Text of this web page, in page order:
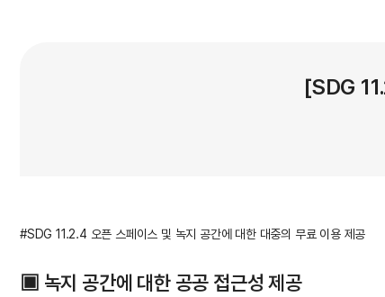
[SDG
#SDG 11.2.4 오픈 스페이스 및 녹지 공간에 대한 대중의 무료 이용 제공
▣ 녹지 공간에 대한 공공 접근성 제공